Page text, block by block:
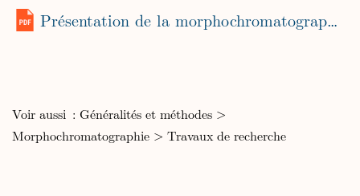
Présentation de la morphochromatographie (2009)
Voir aussi : Généralités et méthodes >
Morphochromatographie > Travaux de recherche